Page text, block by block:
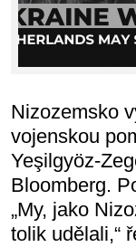
Nizozemsko
vojenskou
Yeşilgyöz-
Bloomberg.
„My, jako
tolik udělali,“